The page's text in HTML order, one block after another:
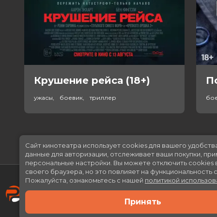
Крушение рейса (18+)
ужасы, боевик, триллер
Сайт кинотеатра использует cookies для вашего
данные для авторизации, отслеживает ваши покупки,
персональные настройки. Вы можете отключить cookies
своего браузера, но это повлияет на функциональность
Пожалуйста, ознакомьтесь с нашей политикой
Принять